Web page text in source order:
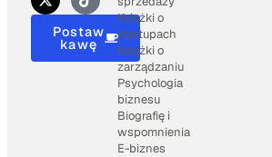
Postaw
kawę
Książki o
startupach
Książki o
zarządzaniu
Psychologia
biznesu
Biografię i
wspomnienia
E-biznes